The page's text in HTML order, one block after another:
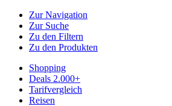
Zur Navigation
Zur Suche
Zu den Filtern
Zu den Produkten
Shopping
Deals 2.000+
Tarifvergleich
Reisen